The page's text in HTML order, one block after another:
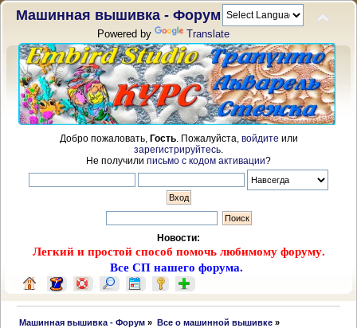
Машинная вышивка - Форум
Powered by Translate
Добро пожаловать, Гость. Пожалуйста, войдите или
зарегистрируйтесь
Не получили письмо с кодом активации?
Новости:
Легкий и простой способ помочь любимому форуму.
Все СП нашего форума.
Машинная вышивка - Форум » Все о машинной вышивке»